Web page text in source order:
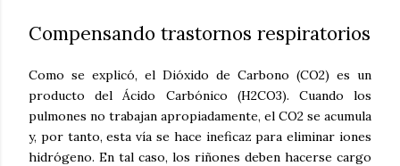
Compensando trastornos respiratorios
Como se explicó, el Dióxido de Carbono (CO2) es un
producto del Ácido Carbónico (H2CO3). Cuando los
pulmones no trabajan apropiadamente, el CO2 se acumula
y, por tanto, esta vía se hace ineficaz para eliminar iones
hidrógeno. En tal caso, los riñones deben hacerse cargo